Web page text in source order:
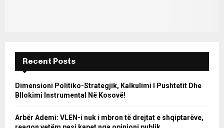
Recent Posts
Dimensioni Politiko-Strategjik, Kalkulimi I Pushtetit Dhe
Bllokimi Instrumental Në Kosovë!
Arbër Ademi: VLEN-i nuk i mbron të drejtat e shqiptarëve,